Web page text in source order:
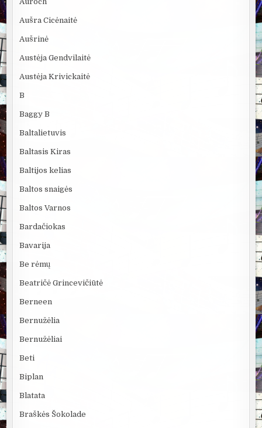
Aušra Cicėnaitė
Aušrinė
Austėja Gendvilaitė
Austėja Krivickaitė
B
Baggy B
Baltalietuvis
Baltasis Kiras
Baltijos kelias
Baltos snaigės
Baltos Varnos
Bardačiokas
Bavarija
Be rėmų
Beatričė Grincevičiūtė
Berneen
Bernužėlia
Bernužėliai
Beti
Biplan
Blatata
Braškės Šokolade